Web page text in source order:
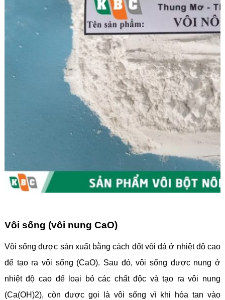
Vôi sống (vôi nung CaO)
Vôi sống được sản xuất bằng cách đốt vôi đá ở nhiệt độ cao
để tạo ra vôi sống (CaO). Sau đó, vôi sống được nung ở
nhiệt độ cao để loại bỏ các chất độc và tạo ra vôi nung
(Ca(OH)2), còn được gọi là vôi sống vì khi hòa tan vào